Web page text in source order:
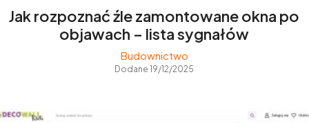
Jak rozpoznać źle zamontowane okna po
objawach – lista sygnałów
Budownictwo
Dodane 19/12/2025